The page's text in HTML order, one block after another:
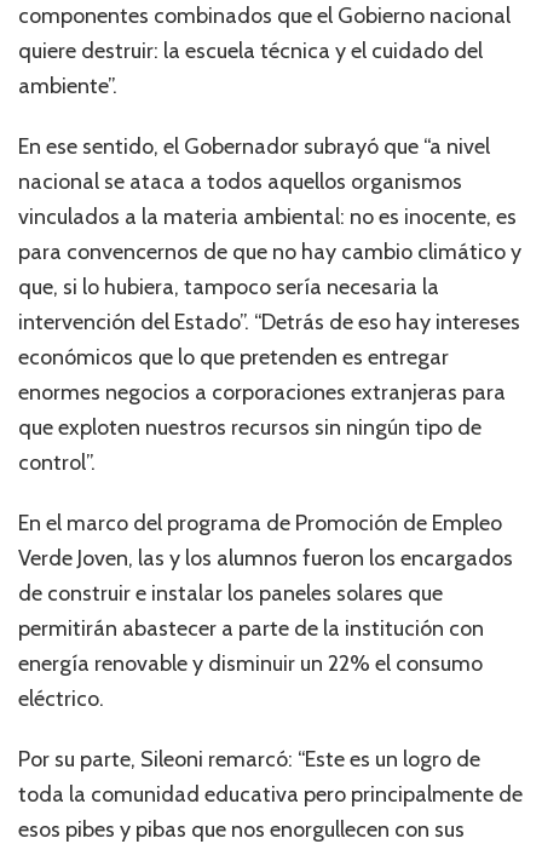
componentes combinados que el Gobierno nacional
quiere destruir: la escuela técnica y el cuidado del
ambiente”.
En ese sentido, el Gobernador subrayó que “a nivel
nacional se ataca a todos aquellos organismos
vinculados a la materia ambiental: no es inocente, es
para convencernos de que no hay cambio climático y
que, si lo hubiera, tampoco sería necesaria la
intervención del Estado”. “Detrás de eso hay intereses
económicos que lo que pretenden es entregar
enormes negocios a corporaciones extranjeras para
que exploten nuestros recursos sin ningún tipo de
control”.
En el marco del programa de Promoción de Empleo
Verde Joven, las y los alumnos fueron los encargados
de construir e instalar los paneles solares que
permitirán abastecer a parte de la institución con
energía renovable y disminuir un 22% el consumo
eléctrico.
Por su parte, Sileoni remarcó: “Este es un logro de
toda la comunidad educativa pero principalmente de
esos pibes y pibas que nos enorgullecen con sus